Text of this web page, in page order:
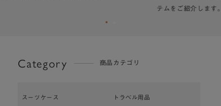
Category 商品カテゴリ
スーツケース トラベル用品